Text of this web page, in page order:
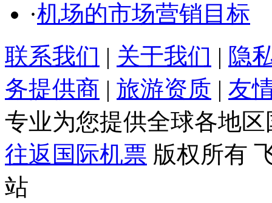
·机场的市场营销目标
联系我们 | 关于我们 | 隐
务提供商 | 旅游资质 | 友
专业为您提供全球各地
往返国际机票 版权所有
站